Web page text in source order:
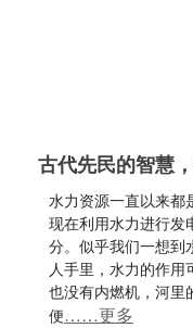
古代先民的智慧
水力资源一直以来都
现在利用水力进行发
分。似乎我们一想到
人手里，水力的作用
也没有内燃机，河里
便……更多